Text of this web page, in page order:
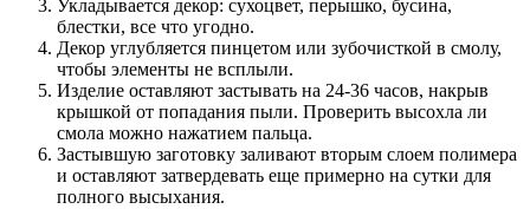
Укладывается декор: сухоцвет, перышко, бусина,
блестки, все что угодно.
Декор углубляется пинцетом или зубочисткой в смолу,
чтобы элементы не всплыли.
Изделие оставляют застывать на 24-36 часов, накрыв
крышкой от попадания пыли. Проверить высохла ли
смола можно нажатием пальца.
Застывшую заготовку заливают вторым слоем полимера
и оставляют затвердевать еще примерно на сутки для
полного высыхания.